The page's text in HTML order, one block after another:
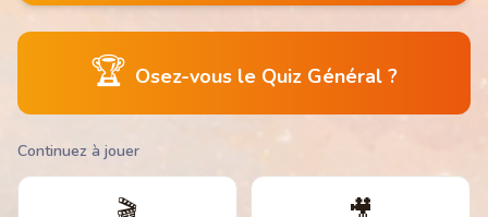
🏆 Osez-vous le Quiz Général ?
Continuez à jouer